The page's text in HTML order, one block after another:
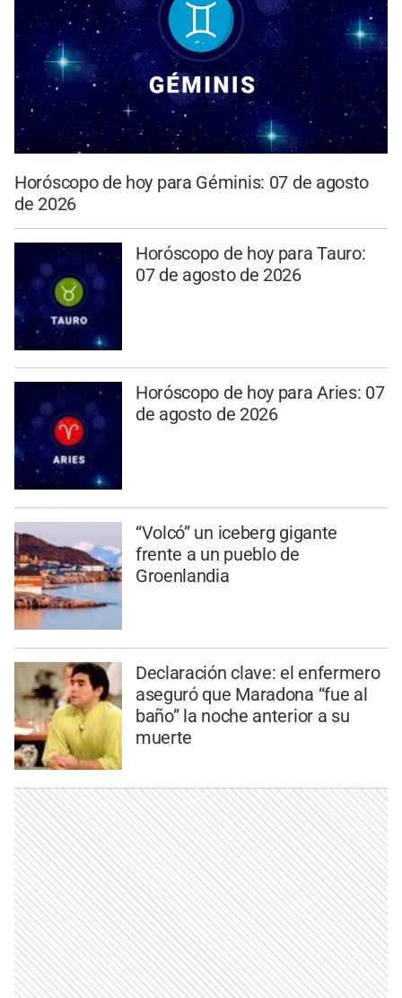
Horóscopo de hoy para Géminis: 07 de agosto
de 2026
Horóscopo de hoy para Tauro:
07 de agosto de 2026
Horóscopo de hoy para Aries: 07
de agosto de 2026
“Volcó” un iceberg gigante
frente a un pueblo de
Groenlandia
Declaración clave: el enfermero
aseguró que Maradona “fue al
baño” la noche anterior a su
muerte